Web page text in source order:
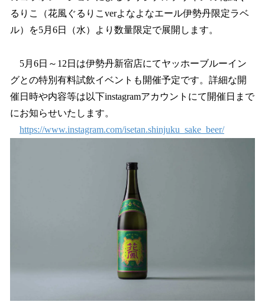
るりこ（花風ぐるりこverよなよなエール伊勢丹限定ラベ
ル）を5月6日（水）より数量限定で展開します。
5月6日～12日は伊勢丹新宿店にてヤッホーブルーイン
グとの特別有料試飲イベントも開催予定です。詳細な開
催日時や内容等は以下instagramアカウントにて開催日まで
にお知らせいたします。
https://www.instagram.com/isetan.shinjuku_sake_beer/